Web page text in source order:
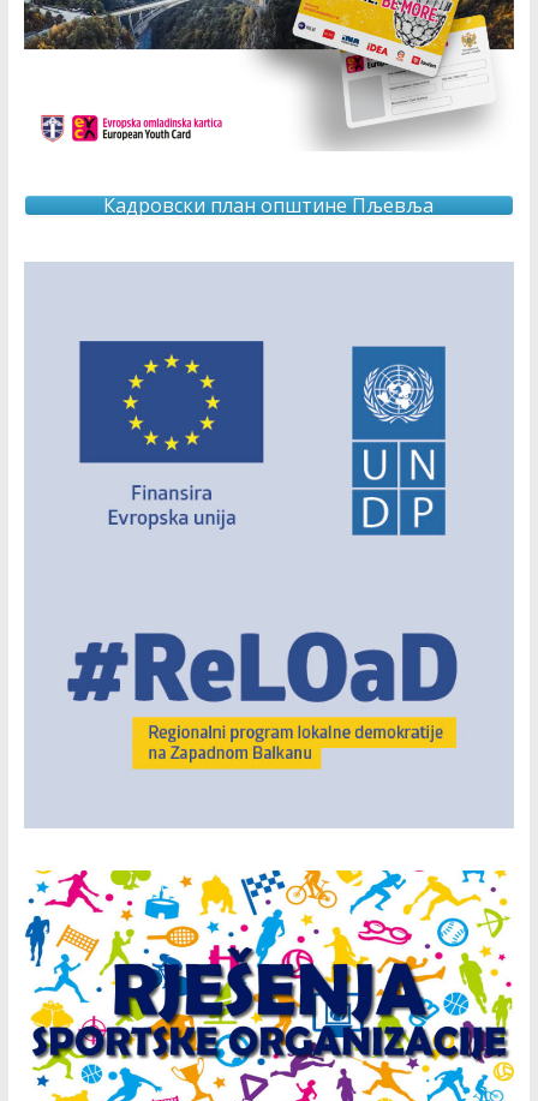
Кадровски план општине Пљевља